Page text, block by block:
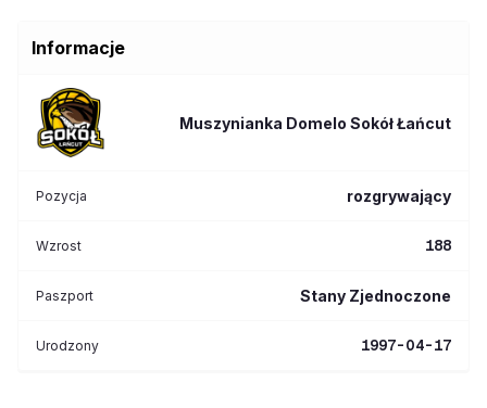
Informacje
Muszynianka Domelo Sokół Łańcut
Pozycja rozgrywający
Wzrost 188
Paszport Stany Zjednoczone
Urodzony 1997-04-17